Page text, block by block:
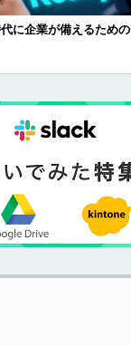
に企業が備えるため